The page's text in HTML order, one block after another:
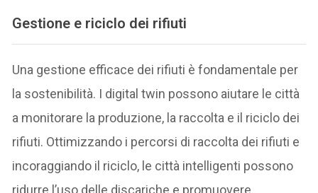
Gestione e riciclo dei rifiuti
Una gestione efficace dei rifiuti è fondamentale per
la sostenibilità. I digital twin possono aiutare le città
a monitorare la produzione, la raccolta e il riciclo dei
rifiuti. Ottimizzando i percorsi di raccolta dei rifiuti e
incoraggiando il riciclo, le città intelligenti possono
ridurre l’uso delle discariche e promuovere